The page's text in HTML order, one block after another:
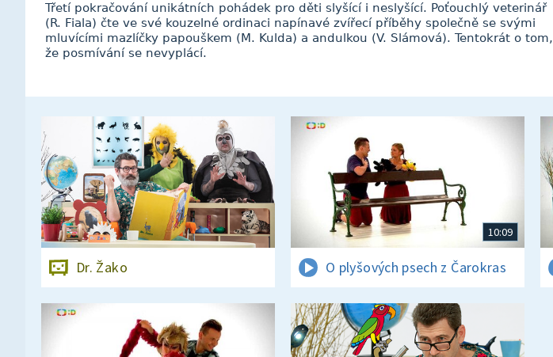
Třetí pokračování unikátních pohádek pro děti slyšící i neslyšící. Poťouchlý veterinář
(R. Fiala) čte ve své kouzelné ordinaci napínavé zvířecí příběhy společně se svými
mluvícími mazlíčky papouškem (M. Kulda) a andulkou (V. Slámová). Tentokrát o tom,
že posmívání se nevyplácí.
Dr. Žako
10:09
O plyšových psech z Čarokras